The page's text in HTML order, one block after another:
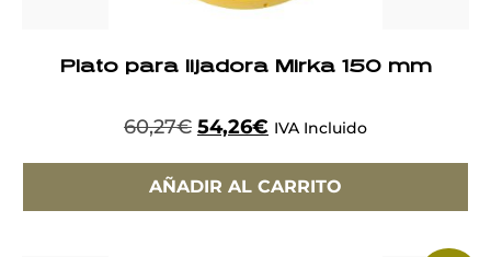
Plato para lijadora Mirka 150 mm
60,27€ 54,26€ IVA Incluido
AÑADIR AL CARRITO